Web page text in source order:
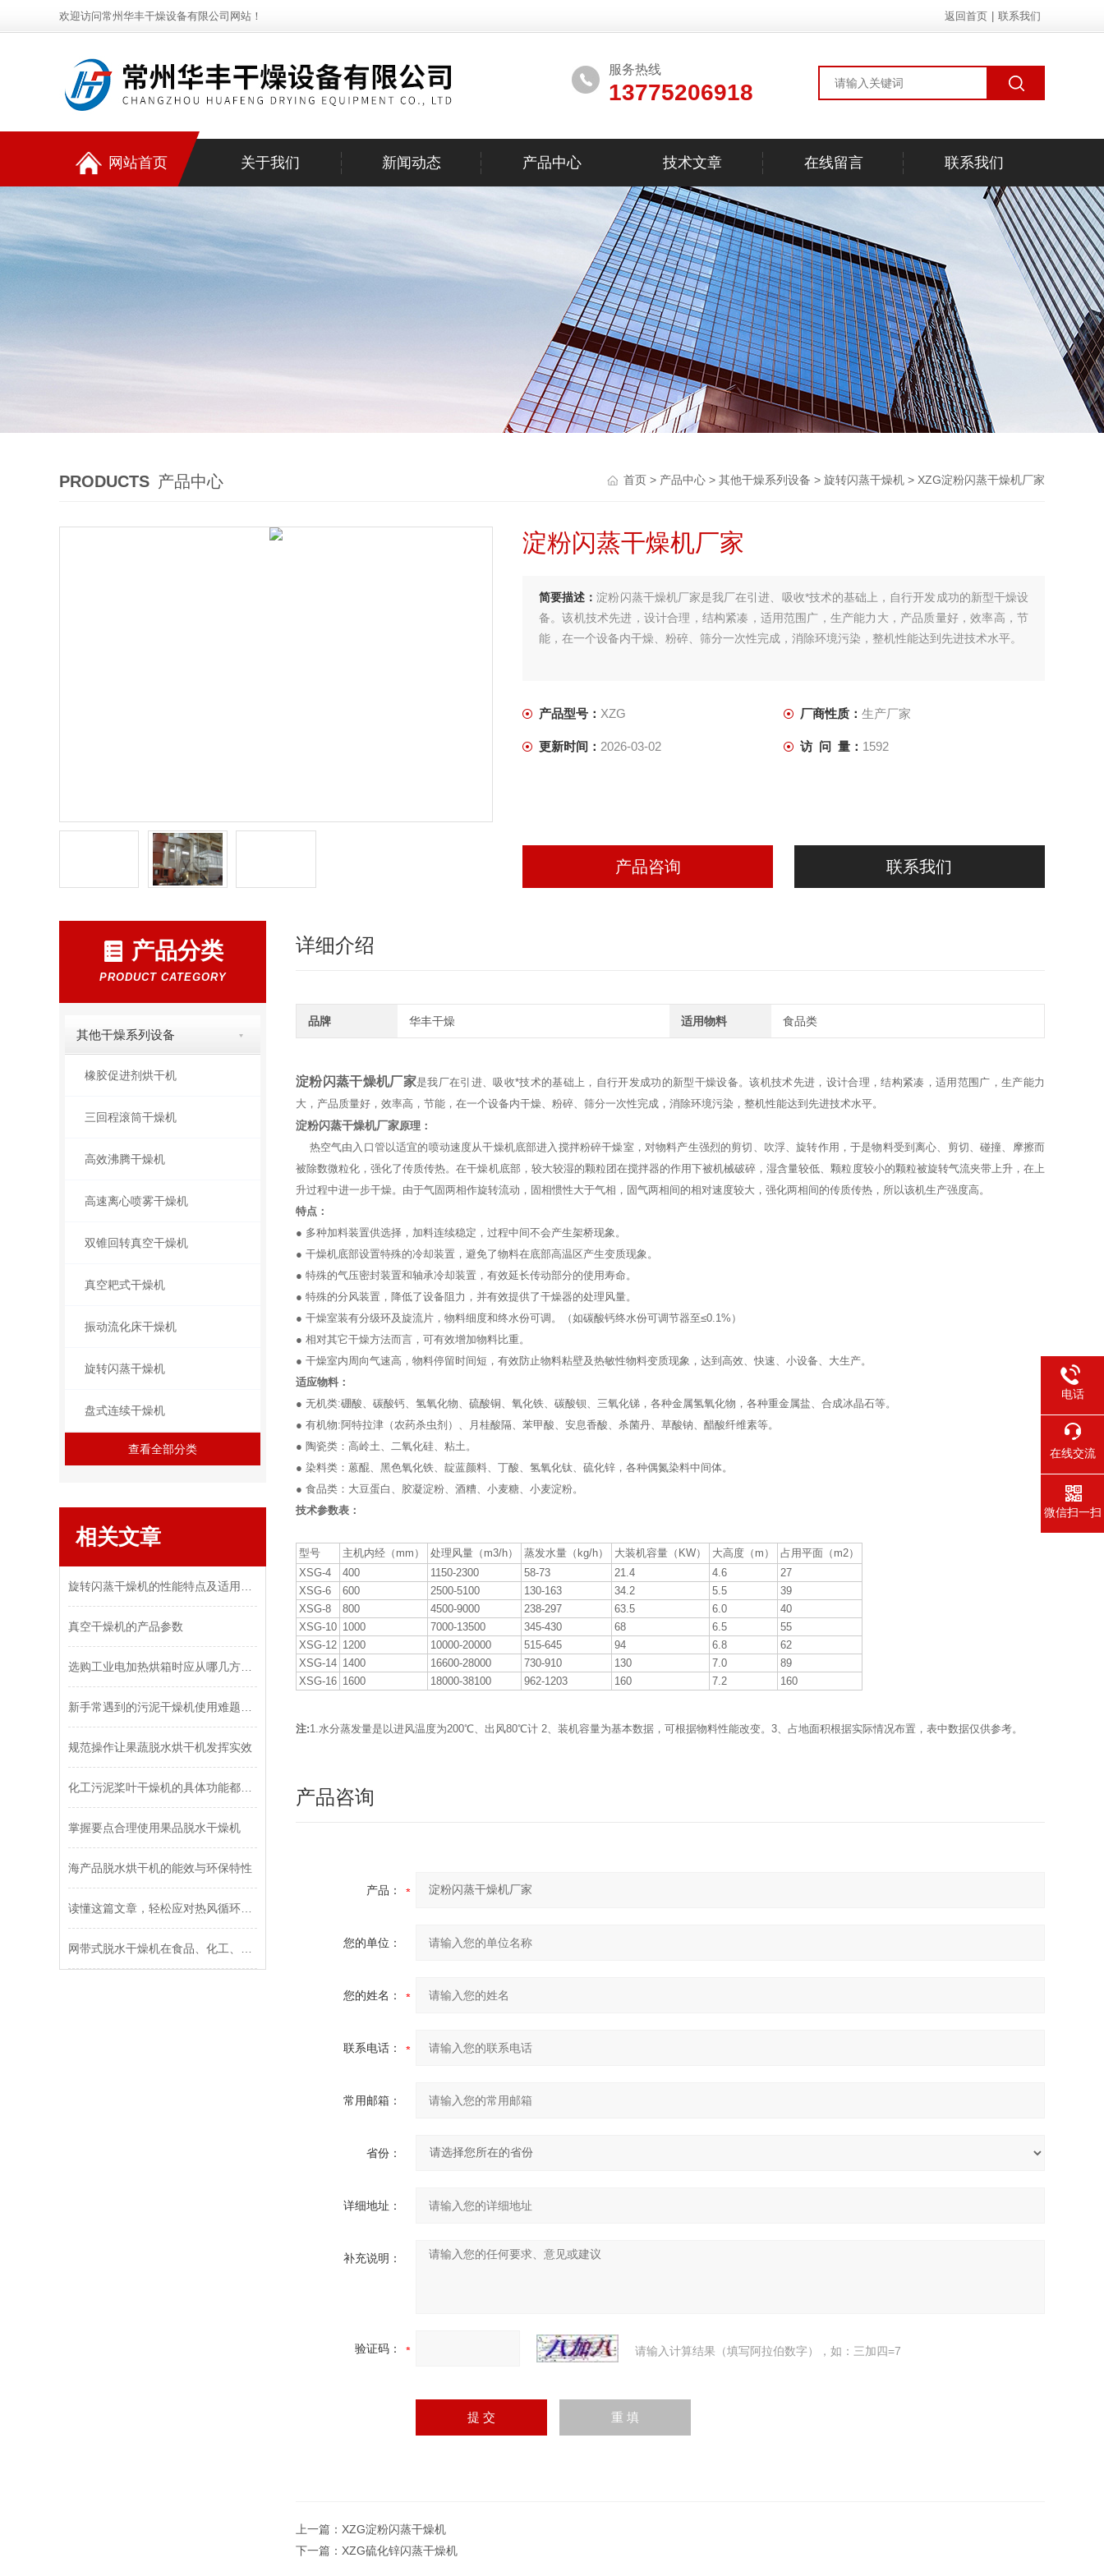
欢迎访问常州华丰干燥设备有限公司网站！ 返回首页 联系我们
服务热线
13775206918
网站首页 关于我们 新闻动态 产品中心 技术文章 在线留言 联系我们
PRODUCTS 产品中心 首页 > 产品中心 > 其他干燥系列设备 > 旋转闪蒸干燥机 > XZG淀粉闪蒸干燥机厂家
淀粉闪蒸干燥机厂家
简要描述：淀粉闪蒸干燥机厂家是我厂在引进、吸收*技术的基础上，自行开发成功的新型干燥设
备。该机技术先进，设计合理，结构紧凑，适用范围广，生产能力大，产品质量好，效率高，节
能，在一个设备内干燥、粉碎、筛分一次性完成，消除环境污染，整机性能达到先进技术水平。
产品型号： XZG 厂商性质： 生产厂家
更新时间： 2026-03-02 访 问 量： 1592
产品咨询 联系我们
产品分类
PRODUCT CATEGORY
其他干燥系列设备
橡胶促进剂烘干机
三回程滚筒干燥机
高效沸腾干燥机
高速离心喷雾干燥机
双锥回转真空干燥机
真空耙式干燥机
振动流化床干燥机
旋转闪蒸干燥机
盘式连续干燥机
查看全部分类
相关文章
真空干燥机的产品参数
规范操作让果蔬脱水烘干机发挥实效
掌握要点合理使用果品脱水干燥机
海产品脱水烘干机的能效与环保特性
详细介绍
品牌 华丰干燥 适用物料 食品类
淀粉闪蒸干燥机厂家是我厂在引进、吸收*技术的基础上，自行开发成功的新型干燥设备。该机技术先进，设计合理，结构紧凑，适用范围广，生产能力
大，产品质量好，效率高，节能，在一个设备内干燥、粉碎、筛分一次性完成，消除环境污染，整机性能达到先进技术水平。
淀粉闪蒸干燥机厂家原理：
热空气由入口管以适宜的喷动速度从干燥机底部进入搅拌粉碎干燥室，对物料产生强烈的剪切、吹浮、旋转作用，于是物料受到离心、剪切、碰撞、摩擦而
被除数微粒化，强化了传质传热。在干燥机底部，较大较湿的颗粒团在搅拌器的作用下被机械破碎，湿含量较低、颗粒度较小的颗粒被旋转气流夹带上升，在上
升过程中进一步干燥。由于气固两相作旋转流动，固相惯性大于气相，固气两相间的相对速度较大，强化两相间的传质传热，所以该机生产强度高。
特点：
● 多种加料装置供选择，加料连续稳定，过程中间不会产生架桥现象。
● 干燥机底部设置特殊的冷却装置，避免了物料在底部高温区产生变质现象。
● 特殊的气压密封装置和轴承冷却装置，有效延长传动部分的使用寿命。
● 特殊的分风装置，降低了设备阻力，并有效提供了干燥器的处理风量。
● 干燥室装有分级环及旋流片，物料细度和终水份可调。（如碳酸钙终水份可调节器至≤0.1%）
● 相对其它干燥方法而言，可有效增加物料比重。
● 干燥室内周向气速高，物料停留时间短，有效防止物料粘壁及热敏性物料变质现象，达到高效、快速、小设备、大生产。
适应物料：
● 无机类:硼酸、碳酸钙、氢氧化物、硫酸铜、氧化铁、碳酸钡、三氧化锑，各种金属氢氧化物，各种重金属盐、合成冰晶石等。
● 有机物:阿特拉津（农药杀虫剂）、月桂酸隔、苯甲酸、安息香酸、杀菌丹、草酸钠、醋酸纤维素等。
● 陶瓷类：高岭土、二氧化硅、粘土。
● 染料类：蒽醌、黑色氧化铁、靛蓝颜料、丁酸、氢氧化钛、硫化锌，各种偶氮染料中间体。
● 食品类：大豆蛋白、胶凝淀粉、酒糟、小麦糖、小麦淀粉。
技术参数表：
型号 主机内经（mm） 处理风量（m3/h） 蒸发水量（kg/h） 大装机容量（KW） 大高度（m）
占用平面（m2）
XSG-4
400 1150-2300 58-73 21.4 4.6
27
XSG-6
600 2500-5100 130-163 34.2 5.5
39
XSG-8
800 4500-9000 238-297 63.5 6.0
40
XSG-10 1000 7000-13500 345-430 68 6.5
55
XSG-12 1200 10000-20000 515-645 94 6.8
62
XSG-14 1400 16600-28000 730-910 130 7.0
89
XSG-16 1600 18000-38100 962-1203 160 7.2 160
注:1.水分蒸发量是以进风温度为200℃、出风80℃计 2、装机容量为基本数据，可根据物料性能改变。3、占地面积根据实际情况布置，表中数据仅供参考。
产品咨询
产品：
您的单位：
您的姓名：
联系电话：
常用邮箱：
省份：
详细地址：
补充说明：
验证码： 请输入计算结果（填写阿拉伯数字），如：三加四=7
上一篇： XZG淀粉闪蒸干燥机
下一篇： XZG硫化锌闪蒸干燥机
电话
在线交流
微信扫一扫